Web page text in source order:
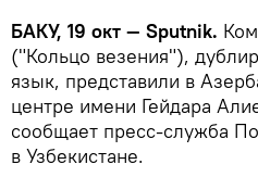
БАКУ, 19 окт — Sputnik.
("Кольцо везения"),
язык, представили в
центре имени Гейдара
сообщает пресс-служба
в Узбекистане.